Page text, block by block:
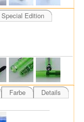
Special Edition
Farbe
Details